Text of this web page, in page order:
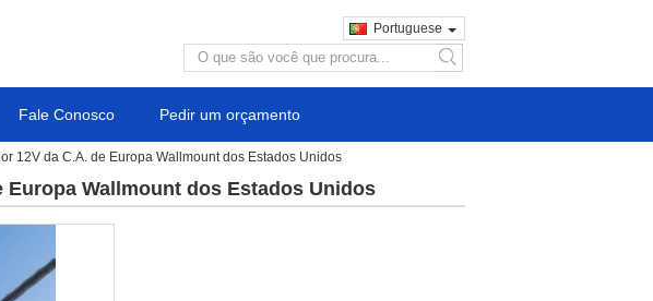
Portuguese
search
Fale Conosco Pedir um orçamento
12V da C.A. de Europa Wallmount dos Estados Unidos
Europa Wallmount dos Estados Unidos